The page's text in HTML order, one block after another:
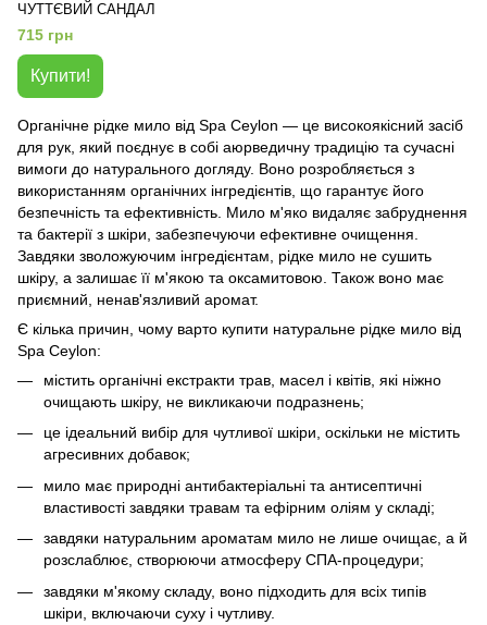
ЧУТТЄВИЙ САНДАЛ
715 грн
Купити!
Органічне рідке мило від Spa Ceylon — це високоякісний засіб
для рук, який поєднує в собі аюрведичну традицію та сучасні
вимоги до натурального догляду. Воно розробляється з
використанням органічних інгредієнтів, що гарантує його
безпечність та ефективність. Мило м'яко видаляє забруднення
та бактерії з шкіри, забезпечуючи ефективне очищення.
Завдяки зволожуючим інгредієнтам, рідке мило не сушить
шкіру, а залишає її м'якою та оксамитовою. Також воно має
приємний, ненав'язливий аромат.
Є кілька причин, чому варто купити натуральне рідке мило від
Spa Ceylon:
містить органічні екстракти трав, масел і квітів, які ніжно
очищають шкіру, не викликаючи подразнень;
це ідеальний вибір для чутливої шкіри, оскільки не містить
агресивних добавок;
мило має природні антибактеріальні та антисептичні
властивості завдяки травам та ефірним оліям у складі;
завдяки натуральним ароматам мило не лише очищає, а й
розслаблює, створюючи атмосферу СПА-процедури;
завдяки м'якому складу, воно підходить для всіх типів
шкіри, включаючи суху і чутливу.